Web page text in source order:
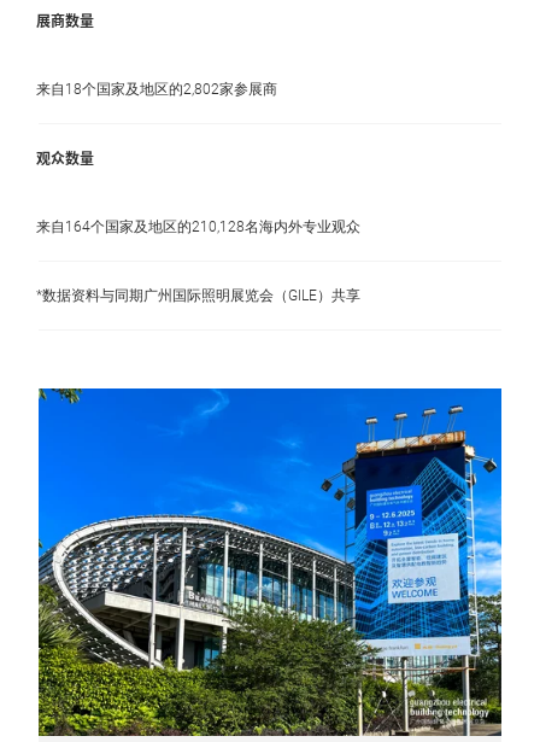
展商数量
来自18个国家及地区的2,802家参展商
观众数量
来自164个国家及地区的210,128名海内外专业观众
*数据资料与同期广州国际照明展览会（GILE）共享